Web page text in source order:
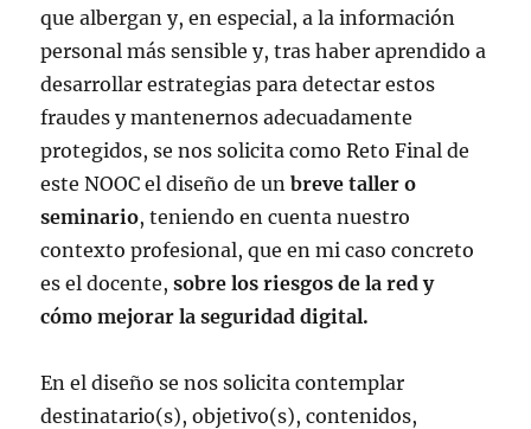
que albergan y, en especial, a la información
personal más sensible y, tras haber aprendido a
desarrollar estrategias para detectar estos
fraudes y mantenernos adecuadamente
protegidos, se nos solicita como Reto Final de
este NOOC el diseño de unbreve taller o
seminario, teniendo en cuenta nuestro
contexto profesional, que en mi caso concreto
es el docente,sobre los riesgos de la red y
cómo mejorar la seguridad digital.
En el diseño se nos solicita contemplar
destinatario(s), objetivo(s), contenidos,